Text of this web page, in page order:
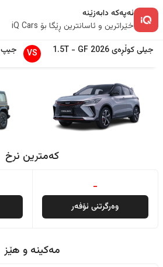
ئەپەکە دابەزێنە
خێراترین و ئاسانترین ڕێگا بۆ iQ Cars
جیلیکوڵڕەی2026
GF
-
1.5T
VS جیپ
کەمترین نرخ
-
وەرگرتنی ئۆفەر
مەکینە و هێز